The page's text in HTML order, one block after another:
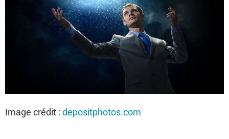
Image crédit : depositphotos.com